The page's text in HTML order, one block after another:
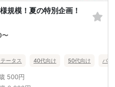
規模！夏の特別企画！
〜
ータス 40代向け 50代向け バツ
500円